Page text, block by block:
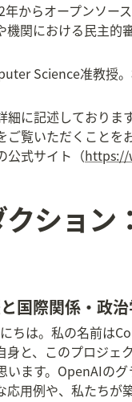
からオープンソー
関における民主的
Science准教授
細に記述しており
ご覧いただくこと
公式サイト（https://
クショ
国際関係・政治
ちは。私の名前は
身と、このプロジ
います。OpenAIの
用例や、私たちが